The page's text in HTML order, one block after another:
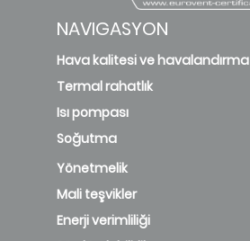
NAVIGASYON
Hava kalitesi ve havalandırma
Termal rahatlık
Isı pompası
Soğutma
Yönetmelik
Mali teşvikler
Enerji verimliliği